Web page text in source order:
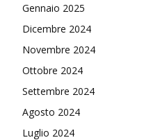
Gennaio 2025
Dicembre 2024
Novembre 2024
Ottobre 2024
Settembre 2024
Agosto 2024
Luglio 2024